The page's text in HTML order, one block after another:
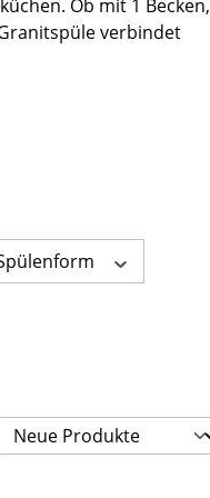
Ob mit 1 Becken,
verbindet